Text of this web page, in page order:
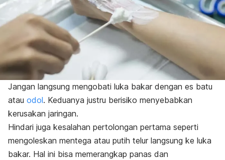
Jangan langsung mengobati luka bakar dengan es batu
atau odol. Keduanya justru berisiko menyebabkan
kerusakan jaringan.
Hindari juga kesalahan pertolongan pertama seperti
mengoleskan mentega atau putih telur langsung ke luka
bakar. Hal ini bisa memerangkap panas dan